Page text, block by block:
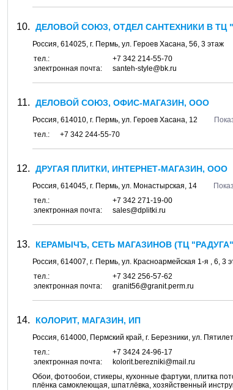
ДЕЛОВОЙ СОЮЗ, ОТДЕЛ САНТЕХНИКИ В ТЦ
Россия, 614025, г. Пермь, ул. Героев Хасана, 56, 3 этаж
тел.:
+7 342 214-55-70
электронная почта:
santeh-style@bk.ru
ДЕЛОВОЙ СОЮЗ, ОФИС-МАГАЗИН, ООО
Россия, 614010, г. Пермь, ул. Героев Хасана, 12
тел.:
+7 342 244-55-70
ДРУГАЯ ПЛИТКИ, ИНТЕРНЕТ-МАГАЗИН, ООО
Россия, 614045, г. Пермь, ул. Монастырская, 14
тел.:
+7 342 271-19-00
электронная почта:
sales@dplitki.ru
КЕРАМЫЧЪ, СЕТЬ МАГАЗИНОВ (ТЦ
Россия, 614007, г. Пермь, ул. Красноармейская 1-я , 6, 3
тел.:
+7 342 256-57-62
электронная почта:
granit56@granit.perm.ru
КОЛОРИТ, МАГАЗИН, ИП
Россия, 614000, Пермский край, г. Березники, ул.
тел.:
+7 3424 24-96-17
электронная почта:
kolorit.berezniki@mail.ru
Обои, фотообои, стикеры, кухонные фартуки, плитка
плёнка самоклеющая, шпатлёвка, хозяйственный